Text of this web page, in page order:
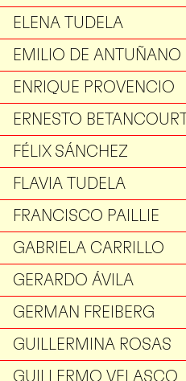
ELENA TUDELA
EMILIO DE ANTUÑANO
ENRIQUE PROVENCIO
ERNESTO
FÉLIX SÁNCHEZ
FLAVIA TUDELA
FRANCISCO PAILLIE
GABRIELA CARRILLO
GERARDO ÁVILA
GERMAN FREIBERG
GUILLERMINA ROSAS
GUILLERMO VELASCO